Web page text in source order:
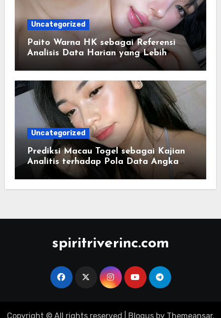
Uncategorized
Paito Warna HK sebagai Referensi
Analisis Data Harian yang Lebih
Uncategorized
Prediksi Macau Togel sebagai Kajian
Analitis terhadap Pola Data Angka
yang Tersusun Sistematis
spiritriverinc.com
Copyright © All rights reserved Blogusby Themeansar.